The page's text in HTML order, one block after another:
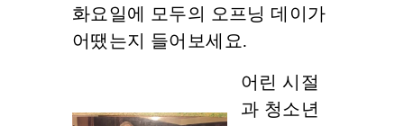
화요일에 모두의 오프닝 데이가
어땠는지 들어보세요.
어린 시절
과 청소년